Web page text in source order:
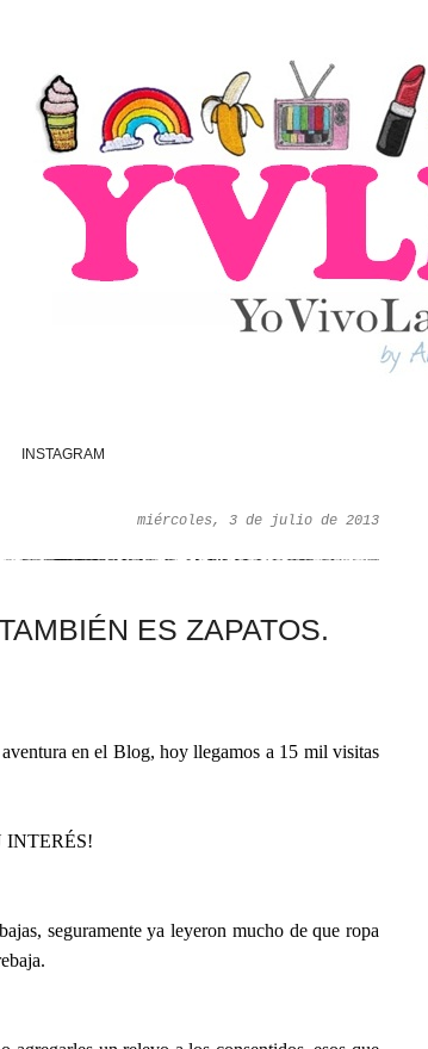
INSTAGRAM
miércoles, 3 de julio de 2013
ES ZAPATOS.
en el Blog, hoy llegamos a 15 mil visitas
INTERÉS!
seguramente ya leyeron mucho de que ropa